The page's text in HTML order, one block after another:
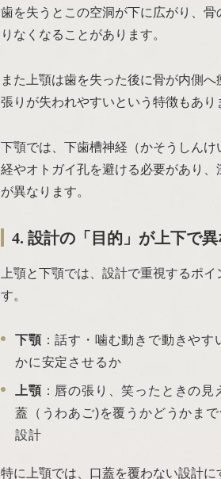
歯を失うとこの空洞が下に広がり、骨
りなくなることがあります。
また上顎は歯を失った後に骨が内側
張りが失われやすいという特徴もあり
下顎では、下歯槽神経（かそうしんけ
経やオトガイ孔を避ける必要があり、
が異なります。
4. 設計の「目的」が上下で異
上顎と下顎では、設計で重視するポイ
す。
下顎 ：話す・噛む動きで動きやす
かに安定させるか
上顎 ：唇の張り、笑ったときの見
蓋（うわあご)を覆うかどうかま
設計
特に上顎では、口蓋を覆わない設計に